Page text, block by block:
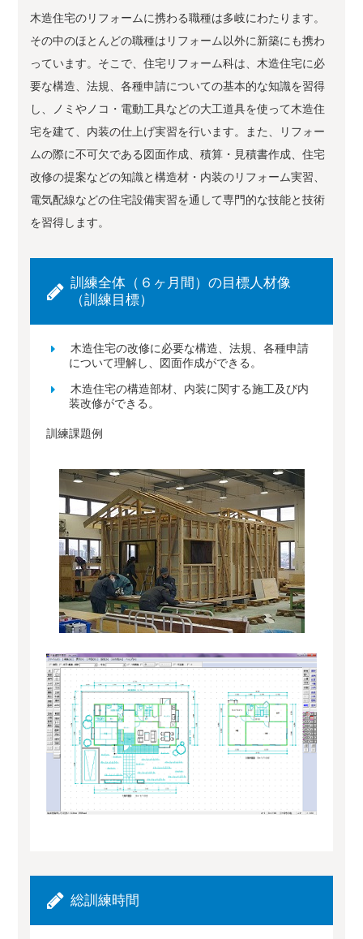
木造住宅のリフォームに携わる職種は多岐にわたります。
その中のほとんどの職種はリフォーム以外に新築にも携わ
っています。そこで、住宅リフォーム科は、木造住宅に必
要な構造、法規、各種申請についての基本的な知識を習得
し、ノミやノコ・電動工具などの大工道具を使って木造住
宅を建て、内装の仕上げ実習を行います。また、リフォー
ムの際に不可欠である図面作成、積算・見積書作成、住宅
改修の提案などの知識と構造材・内装のリフォーム実習、
電気配線などの住宅設備実習を通して専門的な技能と技術
を習得します。
訓練全体（６ヶ月間）の目標人材像
（訓練目標）
木造住宅の改修に必要な構造、法規、各種申請
について理解し、図面作成ができる。
木造住宅の構造部材、内装に関する施工及び内
装改修ができる。
訓練課題例
総訓練時間